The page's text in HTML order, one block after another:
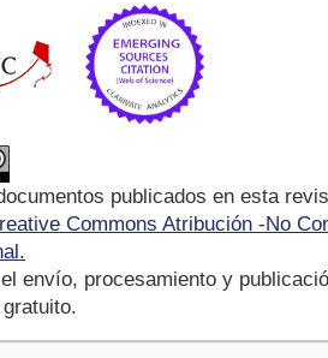
publicados en esta
Commons Atribución -No
envío, procesamiento y